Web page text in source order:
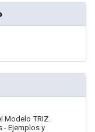
Modelo TRIZ.
- Ejemplos y